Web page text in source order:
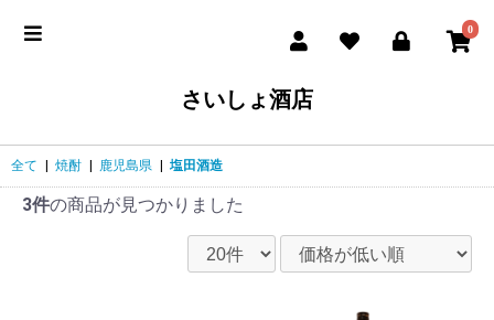
0
さいしょ酒店
全て 焼酎 鹿児島県 塩田酒造
3件の商品が見つかりました